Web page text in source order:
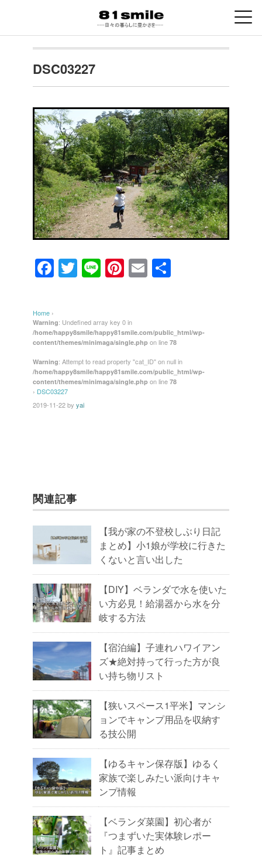
DSC03227
F
a
e
b
o
o
k
T
wi
er
Li
n
Pi
nt
e
st
E
m
Home ›
Warning: Undefined array key 0 in
/home/happy8smile/happy81smile.com/public_html/wp-
content/themes/minimaga/single.php on line 78
Warning: Attempt to read property "cat_ID" on null in
/home/happy8smile/happy81smile.com/public_html/wp-
content/themes/minimaga/single.php on line 78
› DSC03227
2019-11-22by yai
関連記事
【我が家の不登校しぶり日記
まとめ】小1娘が学校に行きた
くないと言い出した
【DIY】ベランダで水を使いた
い方必見！給湯器から水を分
岐する方法
【宿泊編】子連れハワイアン
ズ★絶対持って行った方が良
い持ち物リスト
【狭いスペース1平米】マンシ
ョンでキャンプ用品を収納す
る技公開
【ゆるキャン保存版】ゆるく
家族で楽しみたい派向けキャ
ンプ情報
【ベランダ菜園】初心者が
『つまずいた実体験レポー
ト』記事まとめ